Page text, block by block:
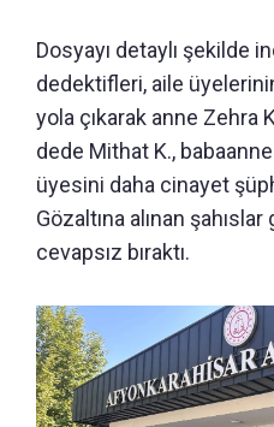
Dosyayı detaylı şekilde
dedektifleri, aile
yola çıkarak anne Zehra
dede Mithat K.,
üyesini daha cinayet
Gözaltına alınan
cevapsız bıraktı.